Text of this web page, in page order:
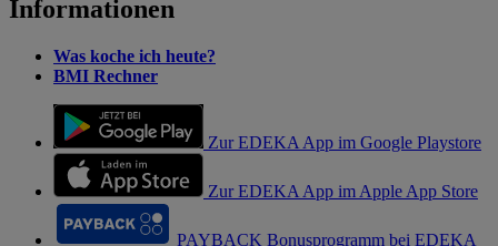
Informationen
Was koche ich heute?
BMI Rechner
Zur EDEKA App im Google Playstore
Zur EDEKA App im Apple App Store
PAYBACK Bonusprogramm bei EDEKA